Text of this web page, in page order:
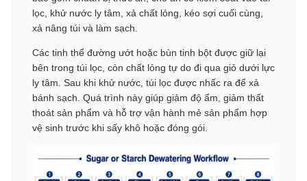
lọc, khử nước ly tâm, xả chất lỏng, kéo sợi cuối cùng,
xả nâng túi và làm sạch.
Các tinh thể đường ướt hoặc bùn tinh bột được giữ lại
bên trong túi lọc, còn chất lỏng tự do đi qua giỏ dưới lực
ly tâm. Sau khi khử nước, túi lọc được nhấc ra để xả
bánh sạch. Quá trình này giúp giảm độ ẩm, giảm thất
thoát sản phẩm và hỗ trợ vận hành mẻ sản phẩm hợp
vệ sinh trước khi sấy khô hoặc đóng gói.